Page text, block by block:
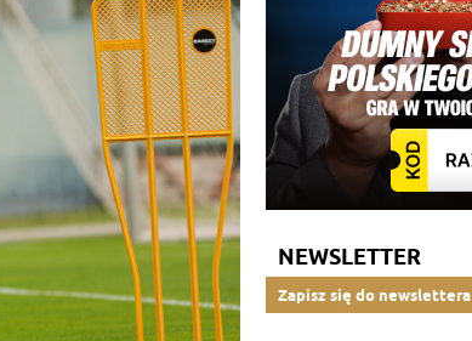
NEWSLETTER
Zapisz się do newslettera